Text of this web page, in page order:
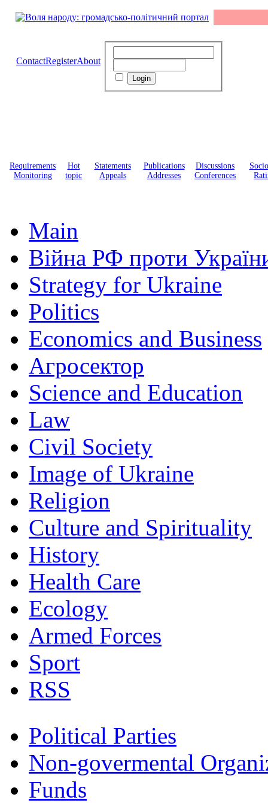
ContactRegisterAbout
Requirements
Monitoring
Hot
topic
Statements
Appeals
Publications
Addresses
Discussions
Conferences
Main
Війна РФ проти
Strategy for Ukraine
Politics
Economics and Business
Агросектор
Science and Education
Law
Civil Society
Image of Ukraine
Religion
Culture and Spirituality
History
Health Care
Ecology
Armed Forces
Sport
RSS
Political Parties
Non-govermental
Funds